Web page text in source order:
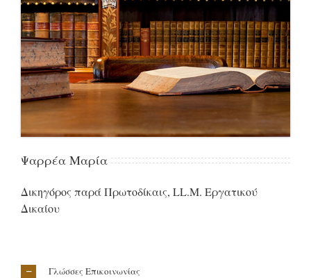
Ψαρρέα Μαρία
Δικηγόρος παρά Πρωτοδίκαις, LL.M. Εργατικού
Δικαίου
Γλώσσες Επικοινωνίας